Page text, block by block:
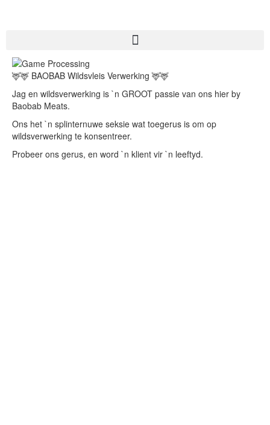
🦌🦌 BAOBAB Wildsvleis Verwerking 🦌🦌
Jag en wildsverwerking is `n GROOT passie van ons hier by
Baobab Meats.
Ons het `n splinternuwe seksie wat toegerus is om op
wildsverwerking te konsentreer.
Probeer ons gerus, en word `n klient vir `n leeftyd.